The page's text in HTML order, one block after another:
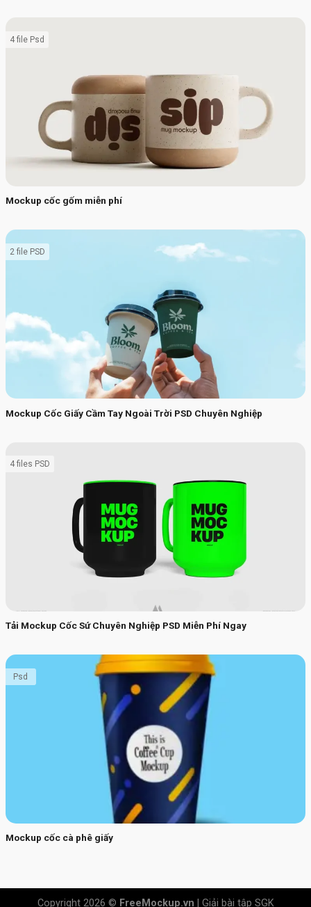
Mockup cốc gốm miễn phí
4 file Psd
Mockup Cốc Giấy Cầm Tay Ngoài Trời PSD Chuyên Nghiệp
2 file PSD
Tải Mockup Cốc Sứ Chuyên Nghiệp PSD Miễn Phí Ngay
4 files PSD
Mockup cốc cà phê giấy
Psd
Copyright 2026 © FreeMockup.vn Giải bài tập SGK